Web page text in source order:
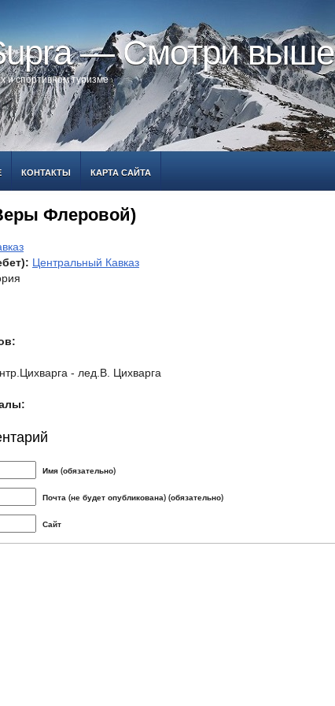
— Смотри выше
и спортивном туризме
КОНТАКТЫ КАРТА САЙТА
Флеровой)
Центральный Кавказ
- лед.В. Цихварга
Имя (обязательно)
Почта (не будет опубликована) (обязательно)
Сайт